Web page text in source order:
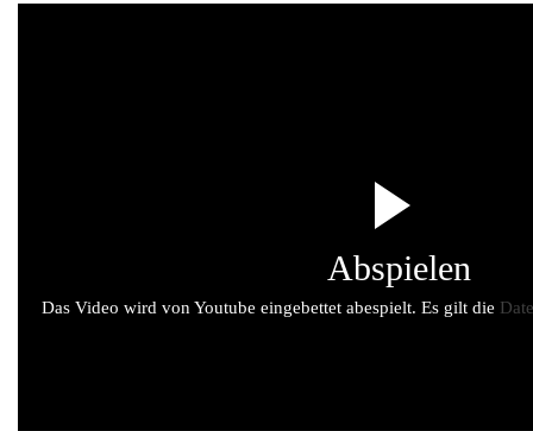
Abspielen
Das Video wird von Youtube eingebettet abespielt. Es gilt die